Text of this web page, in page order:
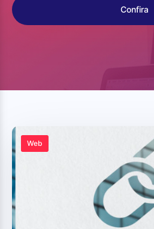
Confira
Web